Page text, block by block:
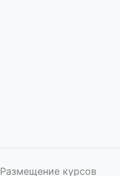
Размещение курсов